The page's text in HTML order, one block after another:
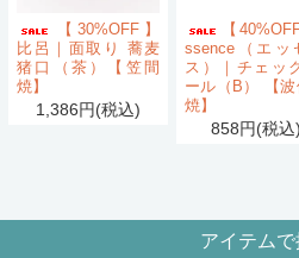
【30%OFF】
比呂｜面取り 蕎麦
猪口（茶）【笠間
焼】
1,386円(税込)
【
ssence（エッ
ス）｜チェッ
ール（B） 【
焼】
858円(税込)
アイテムで